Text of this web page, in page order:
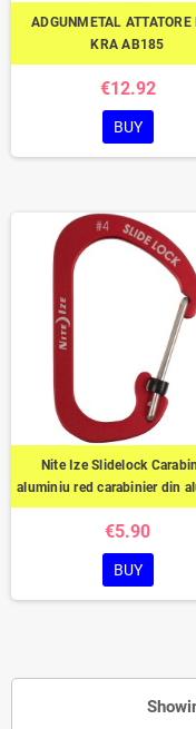
ADGUNMETAL
KRA AB185
€12.92
BUY
Nite Ize Slidelock
aluminiu red carabinier din
€5.90
BUY